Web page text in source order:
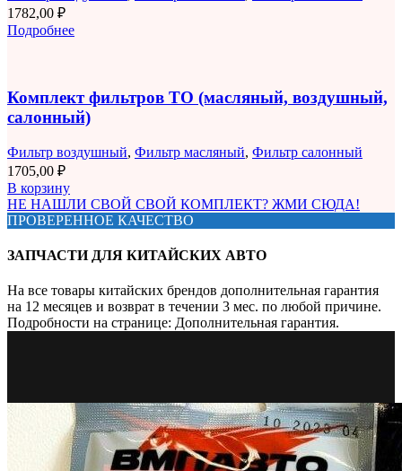
1782,00 ₽
Подробнее
Комплект фильтров ТО (масляный, воздушный,
салонный)
Фильтр воздушный, Фильтр масляный, Фильтр салонный
1705,00 ₽
В корзину
НЕ НАШЛИ СВОЙ СВОЙ КОМПЛЕКТ? ЖМИ СЮДА!
ПРОВЕРЕННОЕ КАЧЕСТВО
ЗАПЧАСТИ ДЛЯ КИТАЙСКИХ АВТО
На все товары китайских брендов дополнительная гарантия
на 12 месяцев и возврат в течении 3 мес. по любой причине.
Подробности на странице: Дополнительная гарантия.